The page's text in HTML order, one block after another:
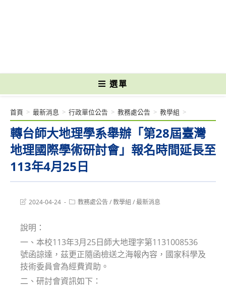
選單
轉台師大地理學系舉辦「第28屆臺灣
地理國際學術研討會」報名時間延長至
113年4月25日
首頁 > 最新消息 > 行政單位公告 > 教務處公告 > 教學組 >
Post2024-04-24
Post教務處公告/教學組 /最新消息
說明：
一、本校113年3月25日師大地理字第1131008536
號函諒達，茲更正隨函檢送之海報內容，國家科學及
技術委員會為經費資助。
二、研討會資訊如下：